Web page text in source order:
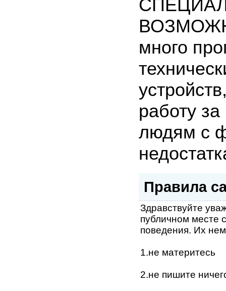
много
работу
людям с
Правила
Здравствуйте
публичном месте
поведения. Их
1.не материтесь
2.не пишите